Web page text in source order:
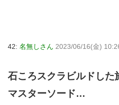
42: 名無しさん 2023/06/16(金)
石ころスクラビルドした
マスターソード…